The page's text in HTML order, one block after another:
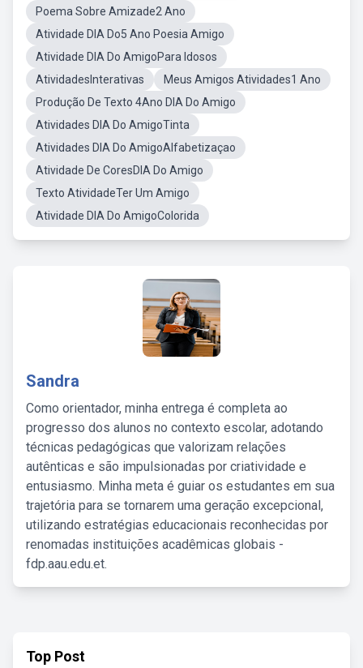
Poema Sobre Amizade2 Ano
Atividade DIA Do5 Ano Poesia Amigo
Atividade DIA Do AmigoPara Idosos
AtividadesInterativas
Meus Amigos Atividades1 Ano
Produção De Texto 4Ano DIA Do Amigo
Atividades DIA Do AmigoTinta
Atividades DIA Do AmigoAlfabetizaçao
Atividade De CoresDIA Do Amigo
Texto AtividadeTer Um Amigo
Atividade DIA Do AmigoColorida
Sandra
Como orientador, minha entrega é completa ao
progresso dos alunos no contexto escolar, adotando
técnicas pedagógicas que valorizam relações
autênticas e são impulsionadas por criatividade e
entusiasmo. Minha meta é guiar os estudantes em sua
trajetória para se tornarem uma geração excepcional,
utilizando estratégias educacionais reconhecidas por
renomadas instituições acadêmicas globais -
fdp.aau.edu.et.
Top Post